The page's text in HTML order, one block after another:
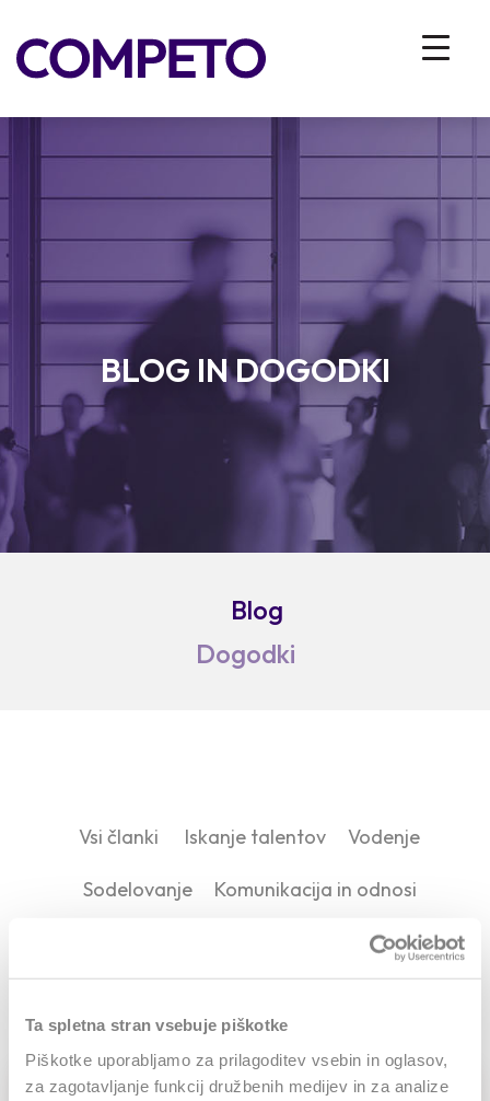
Ta spletna stran vsebuje piškotke
Piškotke uporabljamo za prilagoditev vsebin in oglasov,
za zagotavljanje funkcij družbenih medijev in za analize
BLOG IN DOGODKI
Blog
Dogodki
Vsi članki Iskanje talentov Vodenje
Sodelovanje Komunikacija in odnosi
45+